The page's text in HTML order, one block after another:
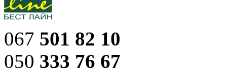
067 501 82 10
050 333 76 67